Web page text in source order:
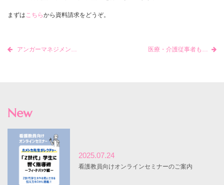
まずは こちらから資料請求をどうぞ。
アンガーマネジメント入門講座【11月開催分】 医療・介護従事者も多数受講しています ICCコーチ養成スクール「福岡96期 2022年7月開講」
New
2025.07.24
看護教員向けオンラインセミナーのご案内